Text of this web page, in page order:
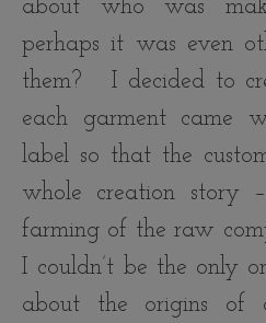
about who was
perhaps it was even
them? I decided to
each garment came
label so that the
whole creation story
farming of the raw
I couldn’t be the only
about the origins of